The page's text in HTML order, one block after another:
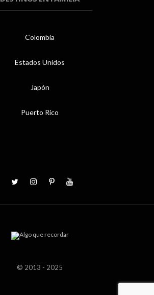
Colombia
Estados Unidos
Japón
Puerto Rico
© 2013 - 2025